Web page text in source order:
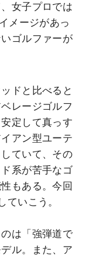
女子プロでは
メージがあっ
ゴルファーが
ドと比べると
レージゴルフ
定して真っす
アン型ユーテ
ていて、その
系が苦手なゴ
もある。今回
ていこう。
は「強弾道で
ル。また、ア